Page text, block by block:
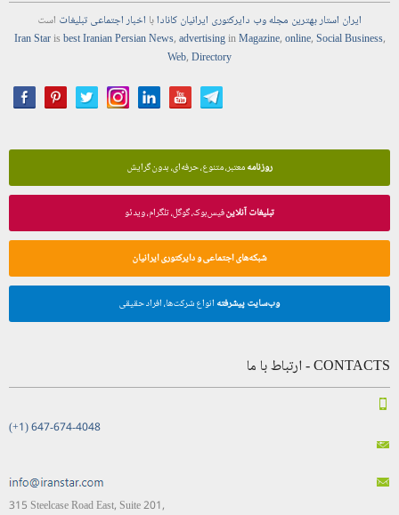
ایران استاربهترین مجلهوب دایرکتوری ایرانیان کانادابا اخباراجتماعیتبلیغات است
Iran Starisbest Iranian PersianNews,advertisinginMagazine,online,Social Business,
Web,Directory
روزنامهمعتبر، متنوع، حرفه‌ای، بدون گرایش
تبلیغات آنلاینفیس‌بوک، گوگل، تلگرام، ویدئو
شبکه‌های اجتماعی و دایرکتوری ایرانیان
وب‌سایت پیشرفته انواع شرکت‌ها، افراد حقیقی
CONTACTS - ارتباط با ما
(+1) 647-674-4048
315 Steelcase Road East, Suite 201,